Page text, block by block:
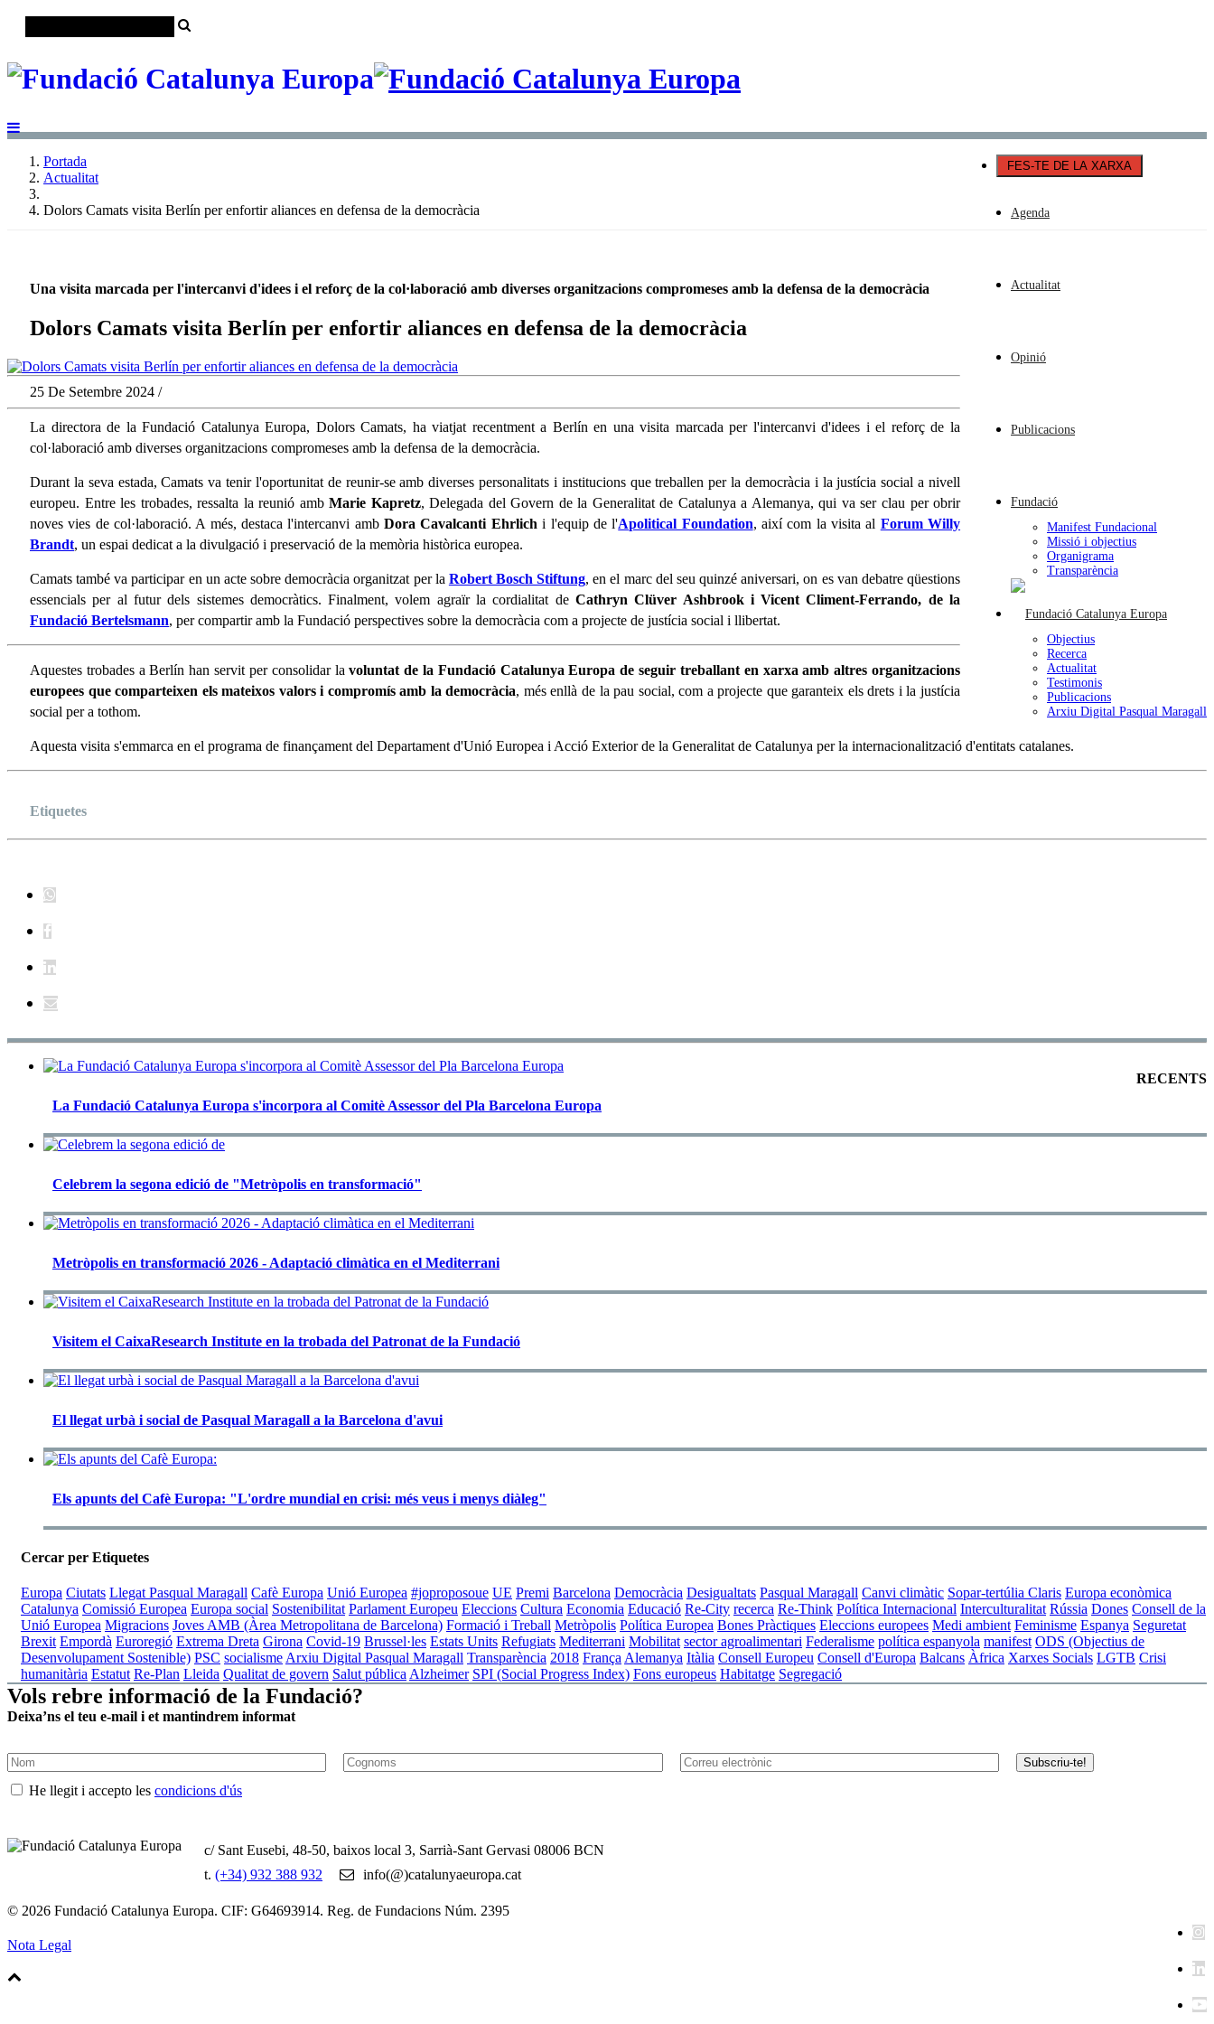
FES-TE DE LA XARXA
Agenda
Actualitat
Opinió
Publicacions
Fundació
Manifest Fundacional
Missió i objectius
Organigrama
Transparència
Objectius
Recerca
Actualitat
Testimonis
Publicacions
Arxiu Digital Pasqual Maragall
Portada
Actualitat
Dolors Camats visita Berlín per enfortir aliances en defensa de la democràcia
Una visita marcada per l'intercanvi d'idees i el reforç de la col·laboració amb diverses organitzacions compromeses amb la defensa de la democràcia
Dolors Camats visita Berlín per enfortir aliances en defensa de la democràcia
25 De Setembre 2024 /
La directora de la Fundació Catalunya Europa, Dolors Camats, ha viatjat recentment a Berlín en una visita marcada per l'intercanvi d'idees i el reforç de la
col·laboració amb diverses organitzacions compromeses amb la defensa de la democràcia.
Durant la seva estada, Camats va tenir l'oportunitat de reunir-se amb diverses personalitats i institucions que treballen per la democràcia i la justícia social a nivell
europeu. Entre les trobades, ressalta la reunió ambMarie Kapretz, Delegada del Govern de la Generalitat de Catalunya a Alemanya, qui va ser clau per obrir
noves vies de col·laboració. A més, destaca l'intercanvi ambDora Cavalcanti Ehrlich i l'equip de l'Apolitical Foundation, així com la visita al Forum Willy
Brandt, un espai dedicat a la divulgació i preservació de la memòria històrica europea.
Camats també va participar en un acte sobre democràcia organitzat per la Robert Bosch Stiftung, en el marc del seu quinzé aniversari, on es van debatre qüestions
essencials per al futur dels sistemes democràtics. Finalment, volem agraïr la cordialitat de Cathryn Clüver Ashbrook i Vicent Climent-Ferrando, de la
Fundació Bertelsmann, per compartir amb la Fundació perspectives sobre la democràcia com a projecte de justícia social i llibertat.
Aquestes trobades a Berlín han servit per consolidar lavoluntat de la Fundació Catalunya Europa de seguir treballant en xarxa amb altres organitzacions
europees que comparteixen els mateixos valors i compromís amb la democràcia, més enllà de la pau social, com a projecte que garanteix els drets i la justícia
social per a tothom.
Aquesta visita s'emmarca en el programa de finançament del Departament d'Unió Europea i Acció Exterior de la Generalitat de Catalunya per la internacionalització d'entitats catalanes.
Etiquetes
RECENTS
La Fundació Catalunya Europa s'incorpora al Comitè Assessor del Pla Barcelona Europa
Celebrem la segona edició de "Metròpolis en transformació"
Metròpolis en transformació 2026 - Adaptació climàtica en el Mediterrani
Visitem el CaixaResearch Institute en la trobada del Patronat de la Fundació
El llegat urbà i social de Pasqual Maragall a la Barcelona d'avui
Els apunts del Cafè Europa: "L'ordre mundial en crisi: més veus i menys diàleg"
Cercar per Etiquetes
Europa Ciutats Llegat Pasqual Maragall Cafè Europa Unió Europea #joproposoue UE Premi Barcelona Democràcia Desigualtats Pasqual Maragall Canvi climàtic Sopar-tertúlia Claris Europa econòmica
Catalunya Comissió Europea Europa social Sostenibilitat Parlament Europeu Eleccions Cultura Economia Educació Re-City recerca Re-Think Política Internacional Interculturalitat Rússia Dones Consell de la
Unió Europea Migracions Joves AMB (Àrea Metropolitana de Barcelona) Formació i Treball Metròpolis Política Europea Bones Pràctiques Eleccions europees Medi ambient Feminisme Espanya Seguretat
Brexit Empordà Euroregió Extrema Dreta Girona Covid-19 Brussel·les Estats Units Refugiats Mediterrani Mobilitat sector agroalimentari Federalisme política espanyola manifest ODS (Objectius de
Desenvolupament Sostenible) PSC socialisme Arxiu Digital Pasqual Maragall Transparència 2018 França Alemanya Itàlia Consell Europeu Consell d'Europa Balcans Àfrica Xarxes Socials LGTB Crisi
humanitària Estatut Re-Plan Lleida Qualitat de govern Salut pública Alzheimer SPI (Social Progress Index) Fons europeus Habitatge Segregació
Vols rebre informació de la Fundació?
Deixa’ns el teu e-mail i et mantindrem informat
Subscriu-te!
He llegit i accepto les condicions d'ús
c/ Sant Eusebi, 48-50, baixos local 3, Sarrià-Sant Gervasi 08006 BCN
t. (+34) 932 388 932 info(@)catalunyaeuropa.cat
© 2026 Fundació Catalunya Europa. CIF: G64693914. Reg. de Fundacions Núm. 2395
Nota Legal